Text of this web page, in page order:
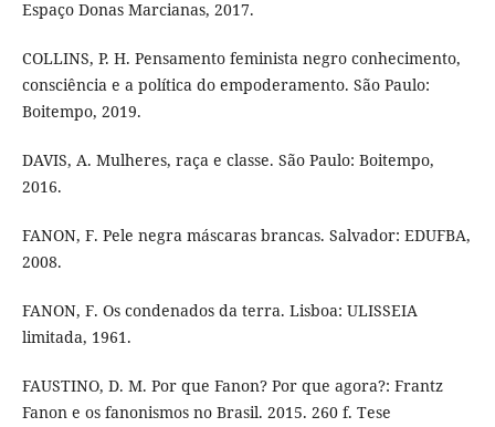
Espaço Donas Marcianas, 2017.
COLLINS, P. H. Pensamento feminista negro conhecimento,
consciência e a política do empoderamento. São Paulo:
Boitempo, 2019.
DAVIS, A. Mulheres, raça e classe. São Paulo: Boitempo,
2016.
FANON, F. Pele negra máscaras brancas. Salvador: EDUFBA,
2008.
FANON, F. Os condenados da terra. Lisboa: ULISSEIA
limitada, 1961.
FAUSTINO, D. M. Por que Fanon? Por que agora?: Frantz
Fanon e os fanonismos no Brasil. 2015. 260 f. Tese